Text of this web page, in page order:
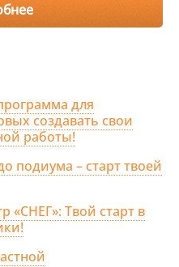
для
создавать свои
работы!
подиума – старт твоей
«СНЕГ»: Твой старт в